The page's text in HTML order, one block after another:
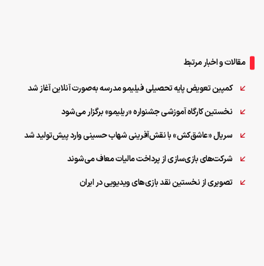
مقالات و اخبار مرتبط
کمپین تعویض پایه تحصیلی فیلیمو مدرسه به‌صورت آنلاین آغاز شد
نخستین کارگاه آموزشی جشنواره «ریلیمو» برگزار می‌شود
سریال «عاشق‌کش» با نقش‌آفرینی شهاب حسینی وارد پیش‌تولید شد
شرکت‌های بازی‌سازی از پرداخت مالیات معاف می‌شوند
تصویری از نخستین نقد بازی‌های ویدیویی در ایران